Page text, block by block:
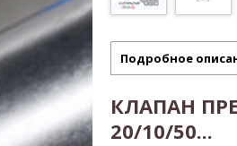
Подробное
КЛАПАН
20/10/50...